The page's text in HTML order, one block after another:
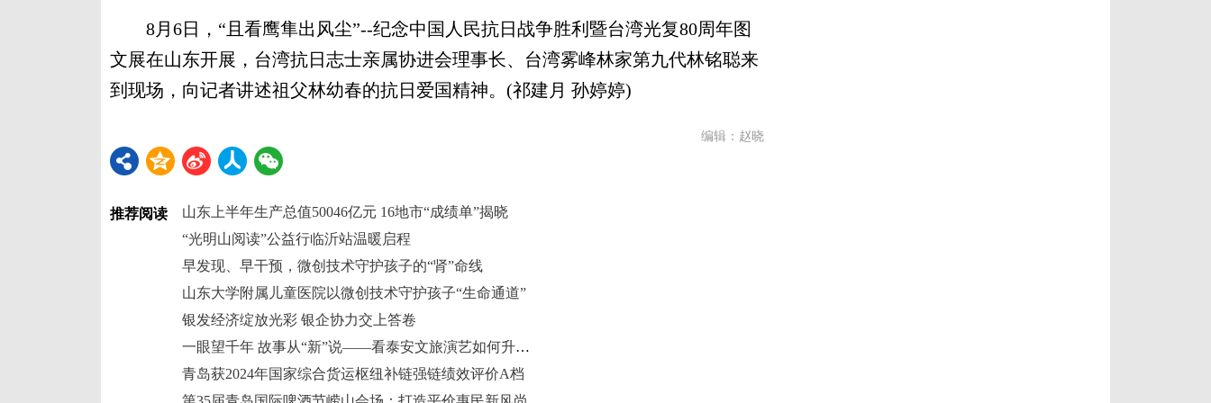
8月6日，“且看鹰隼出风尘”--纪念中国人民抗日战争胜利暨台湾光复80周年图
文展在山东开展，台湾抗日志士亲属协进会理事长、台湾雾峰林家第九代林铭聪来
到现场，向记者讲述祖父林幼春的抗日爱国精神。(祁建月 孙婷婷)
编辑：赵晓
推荐阅读
山东上半年生产总值50046亿元 16地市“成绩单”揭晓
“光明山阅读”公益行临沂站温暖启程
早发现、早干预，微创技术守护孩子的“肾”命线
山东大学附属儿童医院以微创技术守护孩子“生命通道”
银发经济绽放光彩 银企协力交上答卷
一眼望千年 故事从“新”说——看泰安文旅演艺如何升维“破圈”？
青岛获2024年国家综合货运枢纽补链强链绩效评价A档